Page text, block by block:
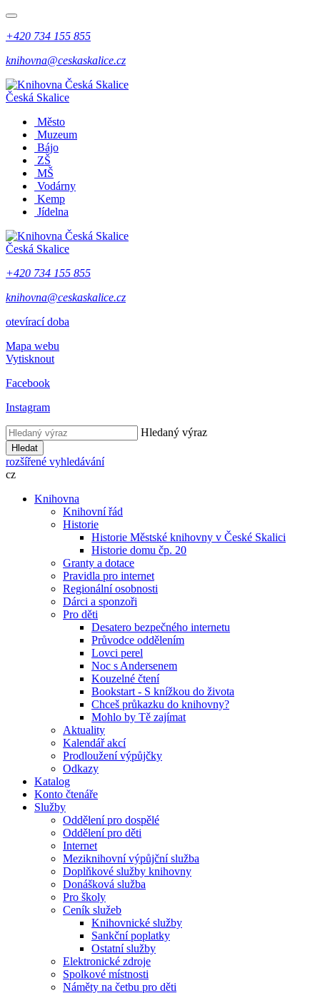
+420 734 155 855
knihovna@ceskaskalice.cz
Česká Skalice
Město
Muzeum
Bájo
ZŠ
MŠ
Vodárny
Kemp
Jídelna
Česká Skalice
+420 734 155 855
knihovna@ceskaskalice.cz
otevírací doba
Mapa webu
Vytisknout
Facebook
Instagram
Hledaný výraz
Hledat
rozšířené vyhledávání
cz
Knihovna
Knihovní řád
Historie
Historie Městské knihovny v České Skalici
Historie domu čp. 20
Granty a dotace
Pravidla pro internet
Regionální osobnosti
Dárci a sponzoři
Pro děti
Desatero bezpečného internetu
Průvodce oddělením
Lovci perel
Noc s Andersenem
Kouzelné čtení
Bookstart - S knížkou do života
Chceš průkazku do knihovny?
Mohlo by Tě zajímat
Aktuality
Kalendář akcí
Prodloužení výpůjčky
Odkazy
Katalog
Konto čtenáře
Služby
Oddělení pro dospělé
Oddělení pro děti
Internet
Meziknihovní výpůjční služba
Doplňkové služby knihovny
Donášková služba
Pro školy
Ceník služeb
Knihovnické služby
Sankční poplatky
Ostatní služby
Elektronické zdroje
Spolkové místnosti
Náměty na četbu pro děti